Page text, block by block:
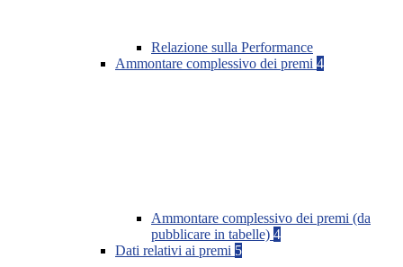
Relazione sulla Performance
Ammontare complessivo dei premi 4
Ammontare complessivo dei premi (da
pubblicare in tabelle) 4
Dati relativi ai premi 5